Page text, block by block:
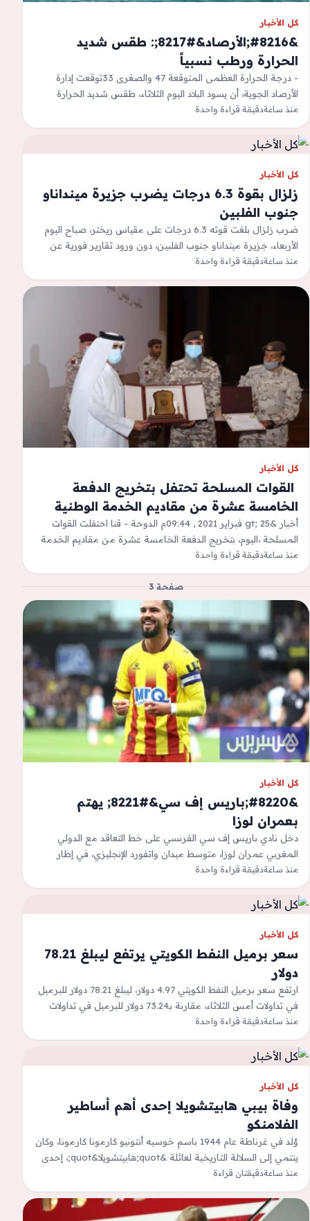
كل الأخبار
&#8216;الأرصاد&#8217;: طقس شديد
الحرارة ورطب نسبياً
- درجة الحرارة العظمى المتوقعة 47 والصغرى 33توقعت إدارة
الأرصاد الجوية، أن يسود البلاد اليوم الثلاثاء، طقس شديد الحرارة
ورطب نسبياً خاصة…
منذ ساعةدقيقة قراءة واحدة
كل الأخبار
زلزال بقوة 6.3 درجات يضرب جزيرة مينداناو
جنوب الفلبين
ضرب زلزال بلغت قوته 6.3 درجات على مقياس ريختر، صباح اليوم
الأربعاء، جزيرة مينداناو جنوب الفلبين، دون ورود تقارير فورية عن
وقوع…
منذ ساعةدقيقة قراءة واحدة
كل الأخبار
‫ القوات المسلحة تحتفل بتخريج الدفعة
الخامسة عشرة من مقاديم الخدمة الوطنية
أخبار &gt; 25 فبراير 2021 , 09:44م الدوحة - قنا احتفلت القوات
المسلحة ،اليوم، بتخريج الدفعة الخامسة عشرة من مقاديم الخدمة
الوطنية،…
منذ ساعةدقيقة قراءة واحدة
صفحة 3
كل الأخبار
&#8220;باريس إف سي&#8221; يهتم
بعمران لوزا
دخل نادي باريس إف سي الفرنسي على خط التعاقد مع الدولي
المغربي عمران لوزا، متوسط ميدان واتفورد الإنجليزي، في إطار
تحركاته لتدعيم…
منذ ساعةدقيقة قراءة واحدة
كل الأخبار
سعر برميل النفط الكويتي يرتفع ليبلغ 78.21
دولار
ارتفع سعر برميل النفط الكويتي 4.97 دولار، ليبلغ 78.21 دولار للبرميل
في تداولات أمس الثلاثاء، مقارنة بـ73.24 دولار للبرميل في تداولات
أول…
منذ ساعةدقيقة قراءة واحدة
كل الأخبار
وفاة بيبي هابيتشويلا إحدى أهم أساطير
الفلامنكو
وُلد في غرناطة عام 1944 باسم خوسيه أنتونيو كارمونا كارمونا، وكان
ينتمي إلى السلالة التاريخية لعائلة &quot;هابيتشويلا&quot;، إحدى
أهم عائلات الفلامنكو.يعيش عالم…
منذ ساعةدقيقتان قراءة